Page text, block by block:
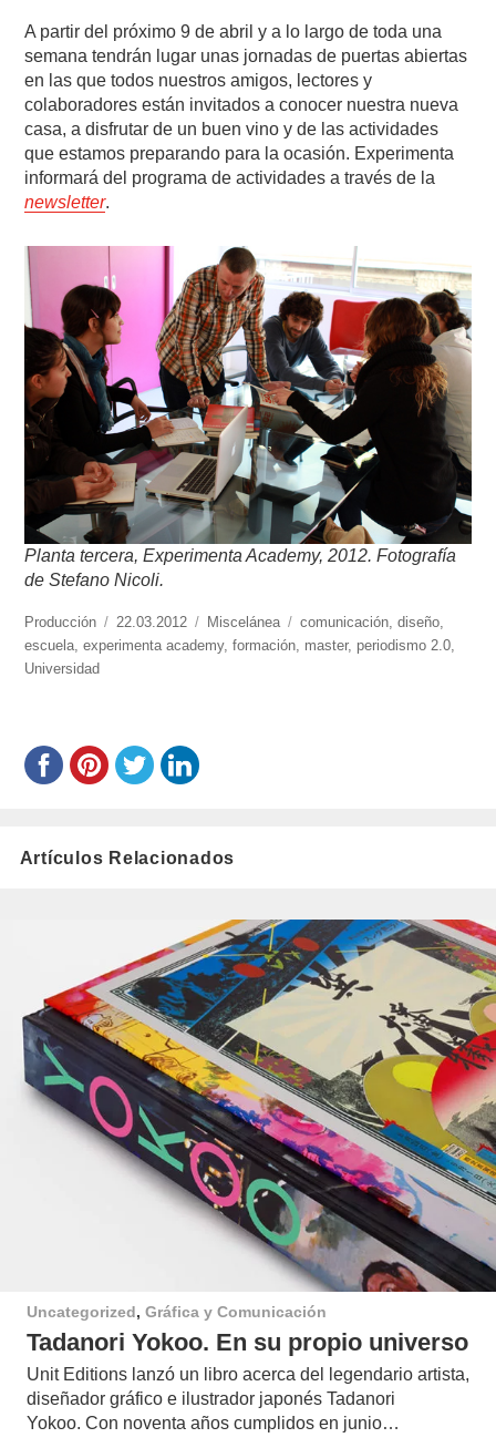
A partir del próximo 9 de abril y a lo largo de toda una
semana tendrán lugar unas jornadas de puertas abiertas
en las que todos nuestros amigos, lectores y
colaboradores están invitados a conocer nuestra nueva
casa, a disfrutar de un buen vino y de las actividades
que estamos preparando para la ocasión. Experimenta
informará del programa de actividades a través de la
newsletter.
Planta tercera, Experimenta Academy, 2012. Fotografía
de Stefano Nicoli.
https://www.experimenta.es/author/produccion/
Producción
Publicado
el
22.03.2012 Categorías
Miscelánea Etiquetas
comunicación,diseño,
escuela,experimenta academy,formación, master, periodismo 2.0,
Universidad
Artículos Relacionados
Uncategorized, Gráfica y Comunicación
Tadanori Yokoo. En su propio universo
Unit Editions lanzó un libro acerca del legendario artista,
diseñador gráfico e ilustrador japonés Tadanori
Yokoo. Con noventa años cumplidos en junio…